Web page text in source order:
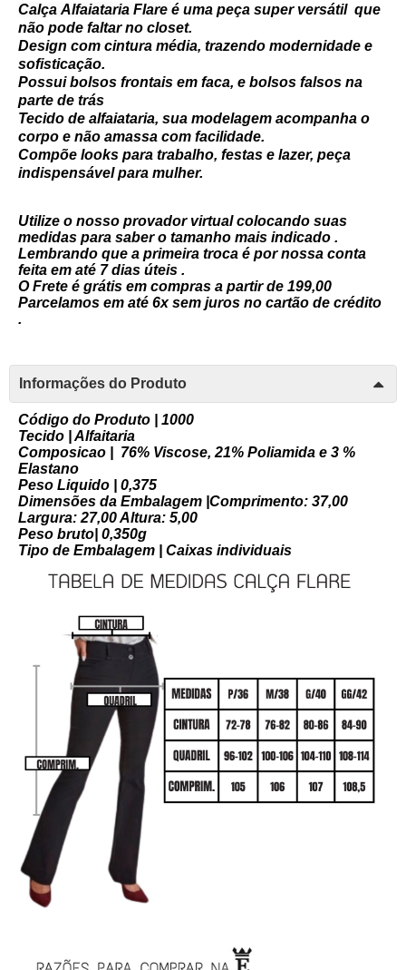
Calça Alfaiataria Flare é uma peça super versátil que
não pode faltar no closet.
Design com cintura média, trazendo modernidade e
sofisticação.
Possui bolsos frontais em faca, e bolsos falsos na
parte de trás
Tecido de alfaiataria, sua modelagem acompanha o
corpo e não amassa com facilidade.
Compõe looks para trabalho, festas e lazer, peça
indispensável para mulher.
Utilize o nosso provador virtual colocando suas
medidas para saber o tamanho mais indicado .
Lembrando que a primeira troca é por nossa conta
feita em até 7 dias úteis .
O Frete é grátis em compras a partir de 199,00
Parcelamos em até 6x sem juros no cartão de crédito
.
Informações do Produto
Código do Produto | 1000
Tecido | Alfaitaria
Composicao | 76% Viscose, 21% Poliamida e 3 %
Elastano
Peso Liquido | 0,375
Dimensões da Embalagem |Comprimento: 37,00
Largura: 27,00 Altura: 5,00
Peso bruto| 0,350g
Tipo de Embalagem | Caixas individuais